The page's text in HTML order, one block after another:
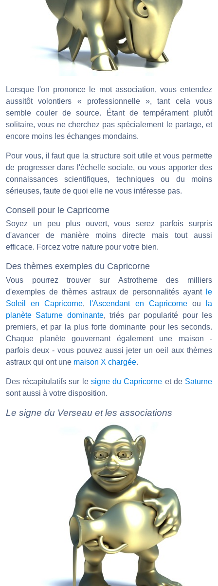
Lorsque l'on prononce le mot association, vous entendez
aussitôt volontiers « professionnelle », tant cela vous
semble couler de source. Étant de tempérament plutôt
solitaire, vous ne cherchez pas spécialement le partage, et
encore moins les échanges mondains.
Pour vous, il faut que la structure soit utile et vous permette
de progresser dans l'échelle sociale, ou vous apporter des
connaissances scientifiques, techniques ou du moins
sérieuses, faute de quoi elle ne vous intéresse pas.
Conseil pour le Capricorne
Soyez un peu plus ouvert, vous serez parfois surpris
d'avancer de manière moins directe mais tout aussi
efficace. Forcez votre nature pour votre bien.
Des thèmes exemples du Capricorne
Vous pourrez trouver sur Astrotheme des milliers
d'exemples de thèmes astraux de personnalités ayant
le
Soleil en Capricorne, l'Ascendant en Capricorneou
la
planète Saturne dominante, triés par popularité pour les
premiers, et par la plus forte dominante pour les seconds.
Chaque planète gouvernant également une maison -
parfois deux - vous pouvez aussi jeter un oeil aux thèmes
astraux qui ont une maison X chargée.
Des récapitulatifs sur le signe du Capricorne et de Saturne
sont aussi à votre disposition.
Le signe du Verseau et les associations